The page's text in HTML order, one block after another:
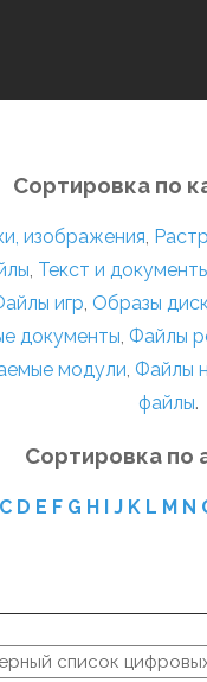
Сортировка по
изображения,
, Текст и
игр, Образы
документы, Файлы
модули, Файлы
файлы.
Сортировка по
C D E F G H I J K L M N
список